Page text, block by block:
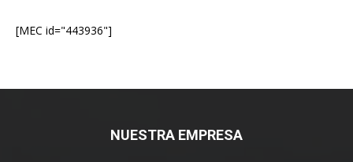
[MEC id="443936"]
NUESTRA EMPRESA